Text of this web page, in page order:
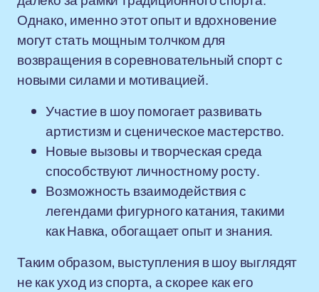
Однако, именно этот опыт и вдохновение
могут стать мощным толчком для
возвращения в соревновательный спорт с
новыми силами и мотивацией.
Участие в шоу помогает развивать
артистизм и сценическое мастерство.
Новые вызовы и творческая среда
способствуют личностному росту.
Возможность взаимодействия с
легендами фигурного катания, такими
как Навка, обогащает опыт и знания.
Таким образом, выступления в шоу выглядят
не как уход из спорта, а скорее как его